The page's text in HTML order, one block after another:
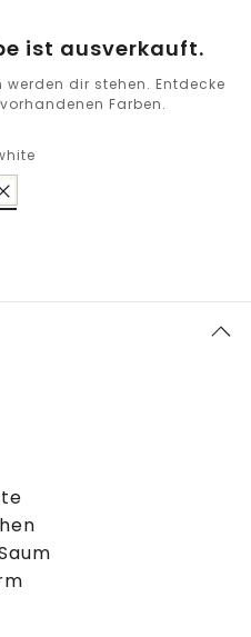
ist ausverkauft.
dir stehen. Entdecke
Farben.